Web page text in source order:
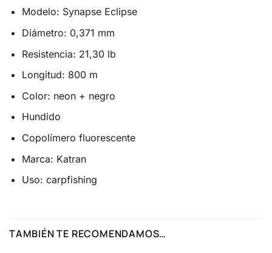
Modelo: Synapse Eclipse
Diámetro: 0,371 mm
Resistencia: 21,30 lb
Longitud: 800 m
Color: neon + negro
Hundido
Copolímero fluorescente
Marca: Katran
Uso: carpfishing
TAMBIÉN TE RECOMENDAMOS…